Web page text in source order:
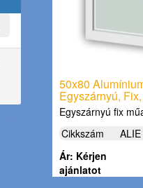
50x80
Egyszárnyú,
Egyszárnyú fix
Cikkszám
Ár: Kérjen
ajánlatot